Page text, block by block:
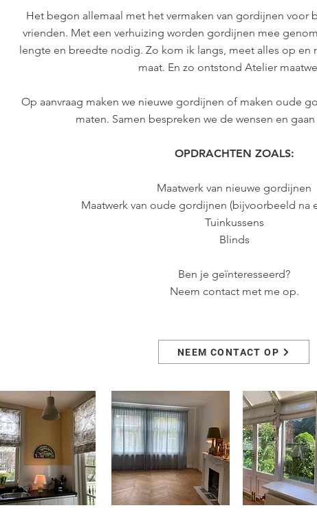
Het begon allemaal met het vermaken van gordijnen voor
vrienden. Met een verhuizing worden gordijnen mee
lengte en breedte nodig. Zo kom ik langs, meet alles op en
maat. En zo ontstond Atelier
Op aanvraag maken we nieuwe gordijnen of maken oude
maten. Samen bespreken we de wensen en
OPDRACHTEN ZOALS:
Maatwerk van nieuwe gordijnen
Maatwerk van oude gordijnen (bijvoorbeeld na
Tuinkussens
Blinds
Ben je geïnteresseerd?
Neem contact met me op.
NEEM CONTACT OP